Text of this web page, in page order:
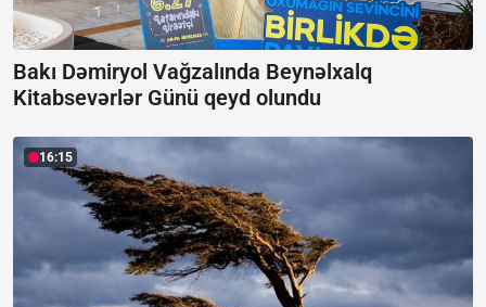
Bakı Dəmiryol Vağzalında Beynəlxalq
Kitabsevərlər Günü qeyd olundu
16:15